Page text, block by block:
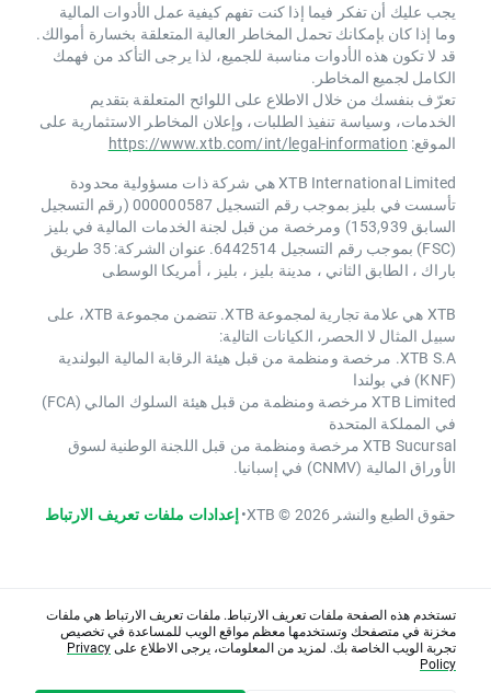
يجب عليك أن تفكر فيما إذا كنت تفهم كيفية عمل الأدوات المالية
وما إذا كان بإمكانك تحمل المخاطر العالية المتعلقة بخسارة أموالك.
قد لا تكون هذه الأدوات مناسبة للجميع، لذا يرجى التأكد من فهمك
الكامل لجميع المخاطر.
تعرّف بنفسك من خلال الاطلاع على اللوائح المتعلقة بتقديم
الخدمات، وسياسة تنفيذ الطلبات، وإعلان المخاطر الاستثمارية على
الموقع: https://www.xtb.com/int/legal-information
XTB International Limited هي شركة ذات مسؤولية محدودة
تأسست في بليز بموجب رقم التسجيل 000000587 (رقم التسجيل
السابق 153,939) ومرخصة من قبل لجنة الخدمات المالية في بليز
(FSC) بموجب رقم التسجيل 6442514. عنوان الشركة: 35 طريق
باراك ، الطابق الثاني ، مدينة بليز ، بليز ، أمريكا الوسطى
XTB هي علامة تجارية لمجموعة XTB. تتضمن مجموعة XTB، على
سبيل المثال لا الحصر، الكيانات التالية:
XTB S.A. مرخصة ومنظمة من قبل هيئة الرقابة المالية البولندية
(KNF) في بولندا
XTB Limited مرخصة ومنظمة من قبل هيئة السلوك المالي (FCA)
في المملكة المتحدة
XTB Sucursal مرخصة ومنظمة من قبل اللجنة الوطنية لسوق
الأوراق المالية (CNMV) في إسبانيا.
حقوق الطبع والنشر 2026 © XTB •إعدادات ملفات تعريف الارتباط
تستخدم هذه الصفحة ملفات تعريف الارتباط. ملفات تعريف الارتباط هي ملفات
مخزنة في متصفحك وتستخدمها معظم مواقع الويب للمساعدة في تخصيص
تجربة الويب الخاصة بك. لمزيد من المعلومات، يرجى الاطلاع علىPrivacy
Policy